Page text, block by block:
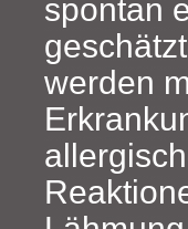
spontan
werden